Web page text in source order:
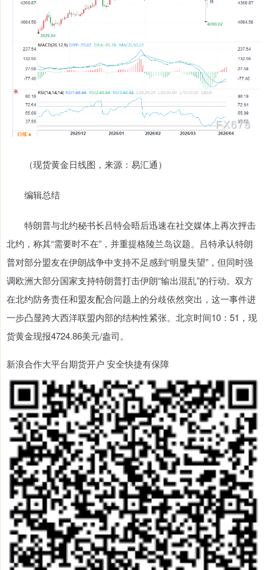
（现货黄金日线图，来源：易汇通）
编辑总结
特朗普与北约秘书长吕特会晤后迅速在社交媒体上再次抨击
北约，称其“需要时不在”，并重提格陵兰岛议题。吕特承认特朗
普对部分盟友在伊朗战争中支持不足感到“明显失望”，但同时强
调欧洲大部分国家支持特朗普打击伊朗“输出混乱”的行动。双方
在北约防务责任和盟友配合问题上的分歧依然突出，这一事件进
一步凸显跨大西洋联盟内部的结构性紧张。北京时间10：51，现
货黄金现报4724.86美元/盎司。
新浪合作大平台期货开户 安全快捷有保障